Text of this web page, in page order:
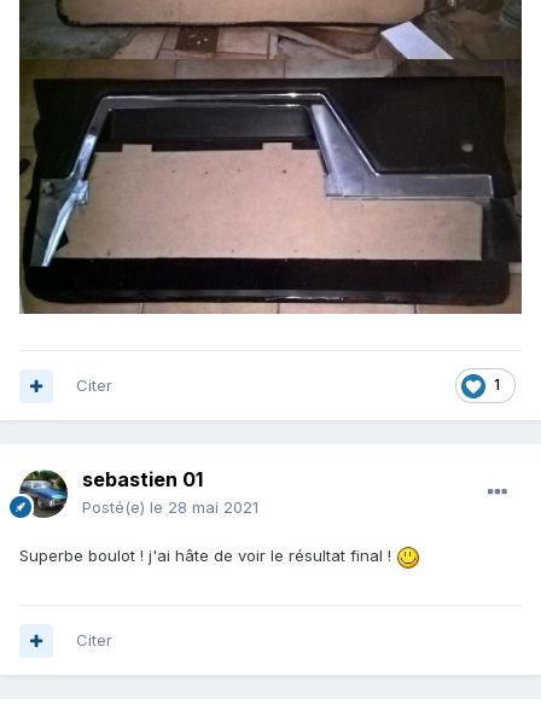
1
Citer
sebastien 01
Posté(e) le 28 mai 2021
Superbe boulot ! j'ai hâte de voir le résultat final !
Citer